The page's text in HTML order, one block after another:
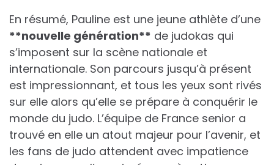
En résumé, Pauline est une jeune athlète d’une
**nouvelle génération** de judokas qui
s’imposent sur la scène nationale et
internationale. Son parcours jusqu’à présent
est impressionnant, et tous les yeux sont rivés
sur elle alors qu’elle se prépare à conquérir le
monde du judo. L’équipe de France senior a
trouvé en elle un atout majeur pour l’avenir, et
les fans de judo attendent avec impatience